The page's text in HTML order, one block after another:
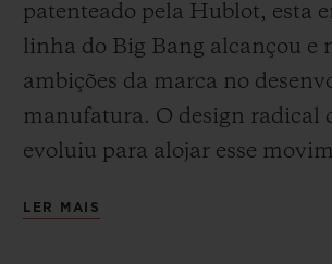
patenteado pela Hublot, esta
linha do Big Bang alcançou e
ambições da marca no
manufatura. O design radical
evoluiu para alojar esse
funcionalidade – uma reserva
LER MAIS